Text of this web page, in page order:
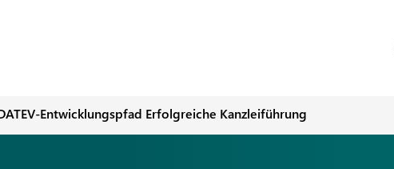
Entwicklungspfad Erfolgreiche Kanzleiführung